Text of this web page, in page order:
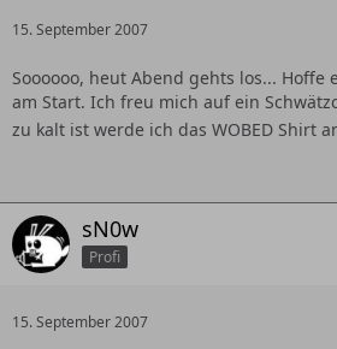
15. September 2007
Soooooo, heut Abend gehts los... Hoffe
am Start. Ich freu mich auf ein
zu kalt ist werde ich das WOBED Shirt
sN0w
Profi
15. September 2007